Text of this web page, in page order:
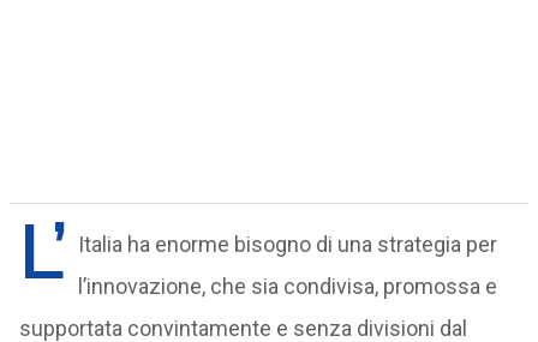
L’
Italia ha enorme bisogno di una strategia per
l’innovazione, che sia condivisa, promossa e
supportata convintamente e senza divisioni dal